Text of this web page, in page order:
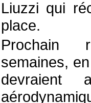
Liuzzi qui
place.
Prochain
semaines,
devraient